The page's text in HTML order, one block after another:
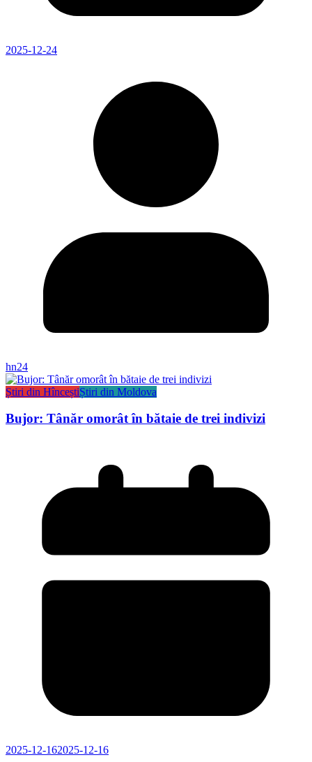
2025-12-24
hn24
Știri din HînceștiȘtiri din Moldova
Bujor: Tânăr omorât în bătaie de trei indivizi
2025-12-162025-12-16